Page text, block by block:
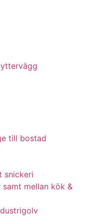
till bostad
snickeri
mellan kök &